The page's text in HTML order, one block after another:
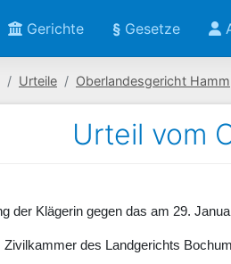
Gerichte § Gesetze
Urteile Oberlandesgericht Hamm
Urteil vom
der Klägerin gegen das am 29.
Zivilkammer des Landgerichts